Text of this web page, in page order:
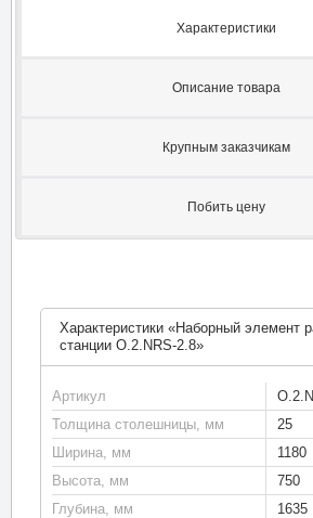
Характеристики
Описание товара
Крупным заказчикам
Побить цену
Характеристики «Наборный элемент
станции O.2.NRS-2.8»
Артикул
Толщина столешницы, мм
25
Ширина, мм
1180
Высота, мм
750
Глубина, мм
1635